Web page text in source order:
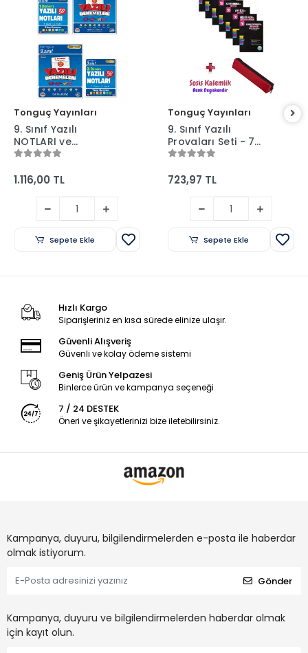
Tonguç Yayınları
9. Sınıf Yazılı
NOTLARI ve
DENEMELERİ - 1 ve 2.
Yayınları
1.116,00 TL
Sepete Ekle
Tonguç Yayınları
9. Sınıf Yazılı
Provaları Seti - 7
Kitap 1 ve 2. Dönem
Kutusu
723,97 TL
Sepete Ekle
Hızlı Kargo
Siparişleriniz en kısa sürede elinize ulaşır.
Güvenli Alışveriş
Güvenli ve kolay ödeme sistemi
Geniş Ürün Yelpazesi
Binlerce ürün ve kampanya seçeneği
7 / 24 DESTEK
Öneri ve şikayetlerinizi bize iletebilirsiniz.
Kampanya, duyuru, bilgilendirmelerden e-posta ile haberdar
olmak istiyorum.
Gönder
Kampanya, duyuru ve bilgilendirmelerden haberdar olmak
için kayıt olun.